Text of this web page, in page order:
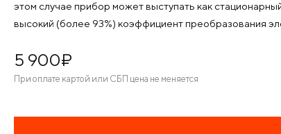
этом случае прибор может выступать как
высокий (более 93%) коэффициент преобразования
5 900¤
При оплате картой или СБП цена не меняется